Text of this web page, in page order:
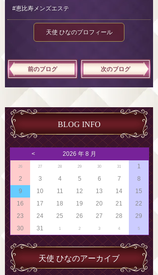
#恵比寿メンズエステ
天使 ひなのプロフィール
前のブログ 次のブログ
BLOG INFO
< 2026 年 8 月
26 27 28 29 30 31
1
2
3 4 5 6 7
8
9
10 11 12 13 14
15
16
17 18 19 20 21
22
23
24 25 26 27 28
29
30
31 1 2 3 4 5
天使 ひなのアーカイブ